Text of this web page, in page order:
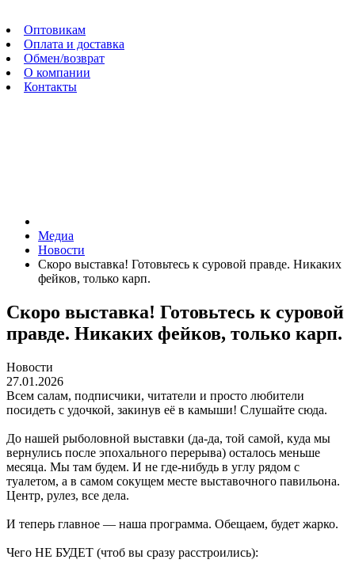
Оптовикам
Оплата и доставка
Обмен/возврат
О компании
Контакты
Медиа
Новости
Скоро выставка! Готовьтесь к суровой правде. Никаких
фейков, только карп.
Скоро выставка! Готовьтесь к суровой
правде. Никаких фейков, только карп.
Новости
27.01.2026
Всем салам, подписчики, читатели и просто любители
посидеть с удочкой, закинув её в камыши! Слушайте сюда.
До нашей рыболовной выставки (да-да, той самой, куда мы
вернулись после эпохального перерыва) осталось меньше
месяца. Мы там будем. И не где-нибудь в углу рядом с
туалетом, а в самом сокущем месте выставочного павильона.
Центр, рулез, все дела.
И теперь главное — наша программа. Обещаем, будет жарко.
Чего НЕ БУДЕТ (чтоб вы сразу расстроились):